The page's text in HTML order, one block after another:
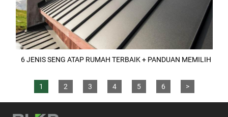
6 JENIS SENG ATAP RUMAH TERBAIK + PANDUAN MEMILIH
1 2 3 4 5 6 >